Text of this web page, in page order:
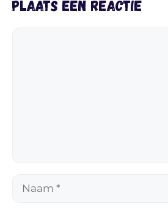
Plaats een reactie
Naam